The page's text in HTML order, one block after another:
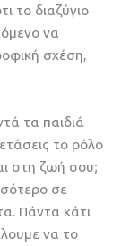
το διαζύγιο
να
σχέση,
τα παιδιά
το ρόλο
στη ζωή σου;
σε
Πάντα κάτι
να το